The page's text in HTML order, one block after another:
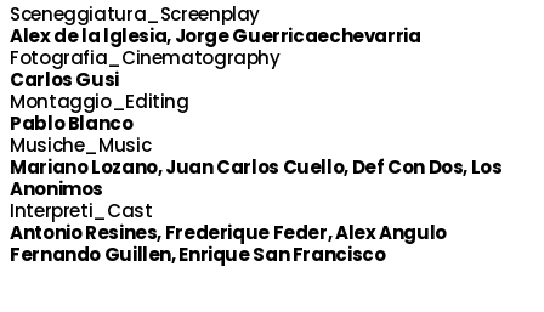
Sceneggiatura_Screenplay
Alex de la lglesia, Jorge Guerricaechevarria
Fotografia_Cinematography
Carlos Gusi
Montaggio_Editing
Pablo Blanco
Musiche_Music
Mariano Lozano, Juan Carlos Cuello, Def Con Dos, Los
Anonimos
Interpreti_Cast
Antonio Resines, Frederique Feder, Alex Angulo
Fernando Guillen, Enrique San Francisco